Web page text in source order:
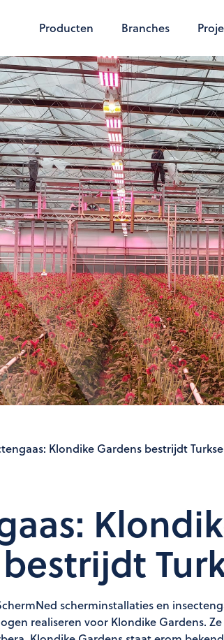
Producten Branches
Klondike Gardens bestrijdt
scherminstallaties en
realiseren voor Klondike Gardens.